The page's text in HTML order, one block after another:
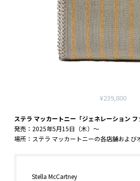
¥239,800
ステラ マッカートニー「ジェネレーション フ
発売：2025年5月15日（木）〜
場所：ステラ マッカートニーの各店舗および
Stella McCartney